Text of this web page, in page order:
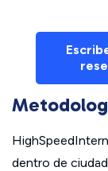
dentro de